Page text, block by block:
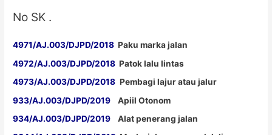
No SK .
4971/AJ.003/DJPD/2018 Paku marka jalan
4972/AJ.003/DJPD/2018 Patok lalu lintas
4973/AJ.003/DJPD/2018 Pembagi lajur atau jalur
933/AJ.003/DJPD/2019 Apiil Otonom
934/AJ.003/DJPD/2019 Alat penerang jalan